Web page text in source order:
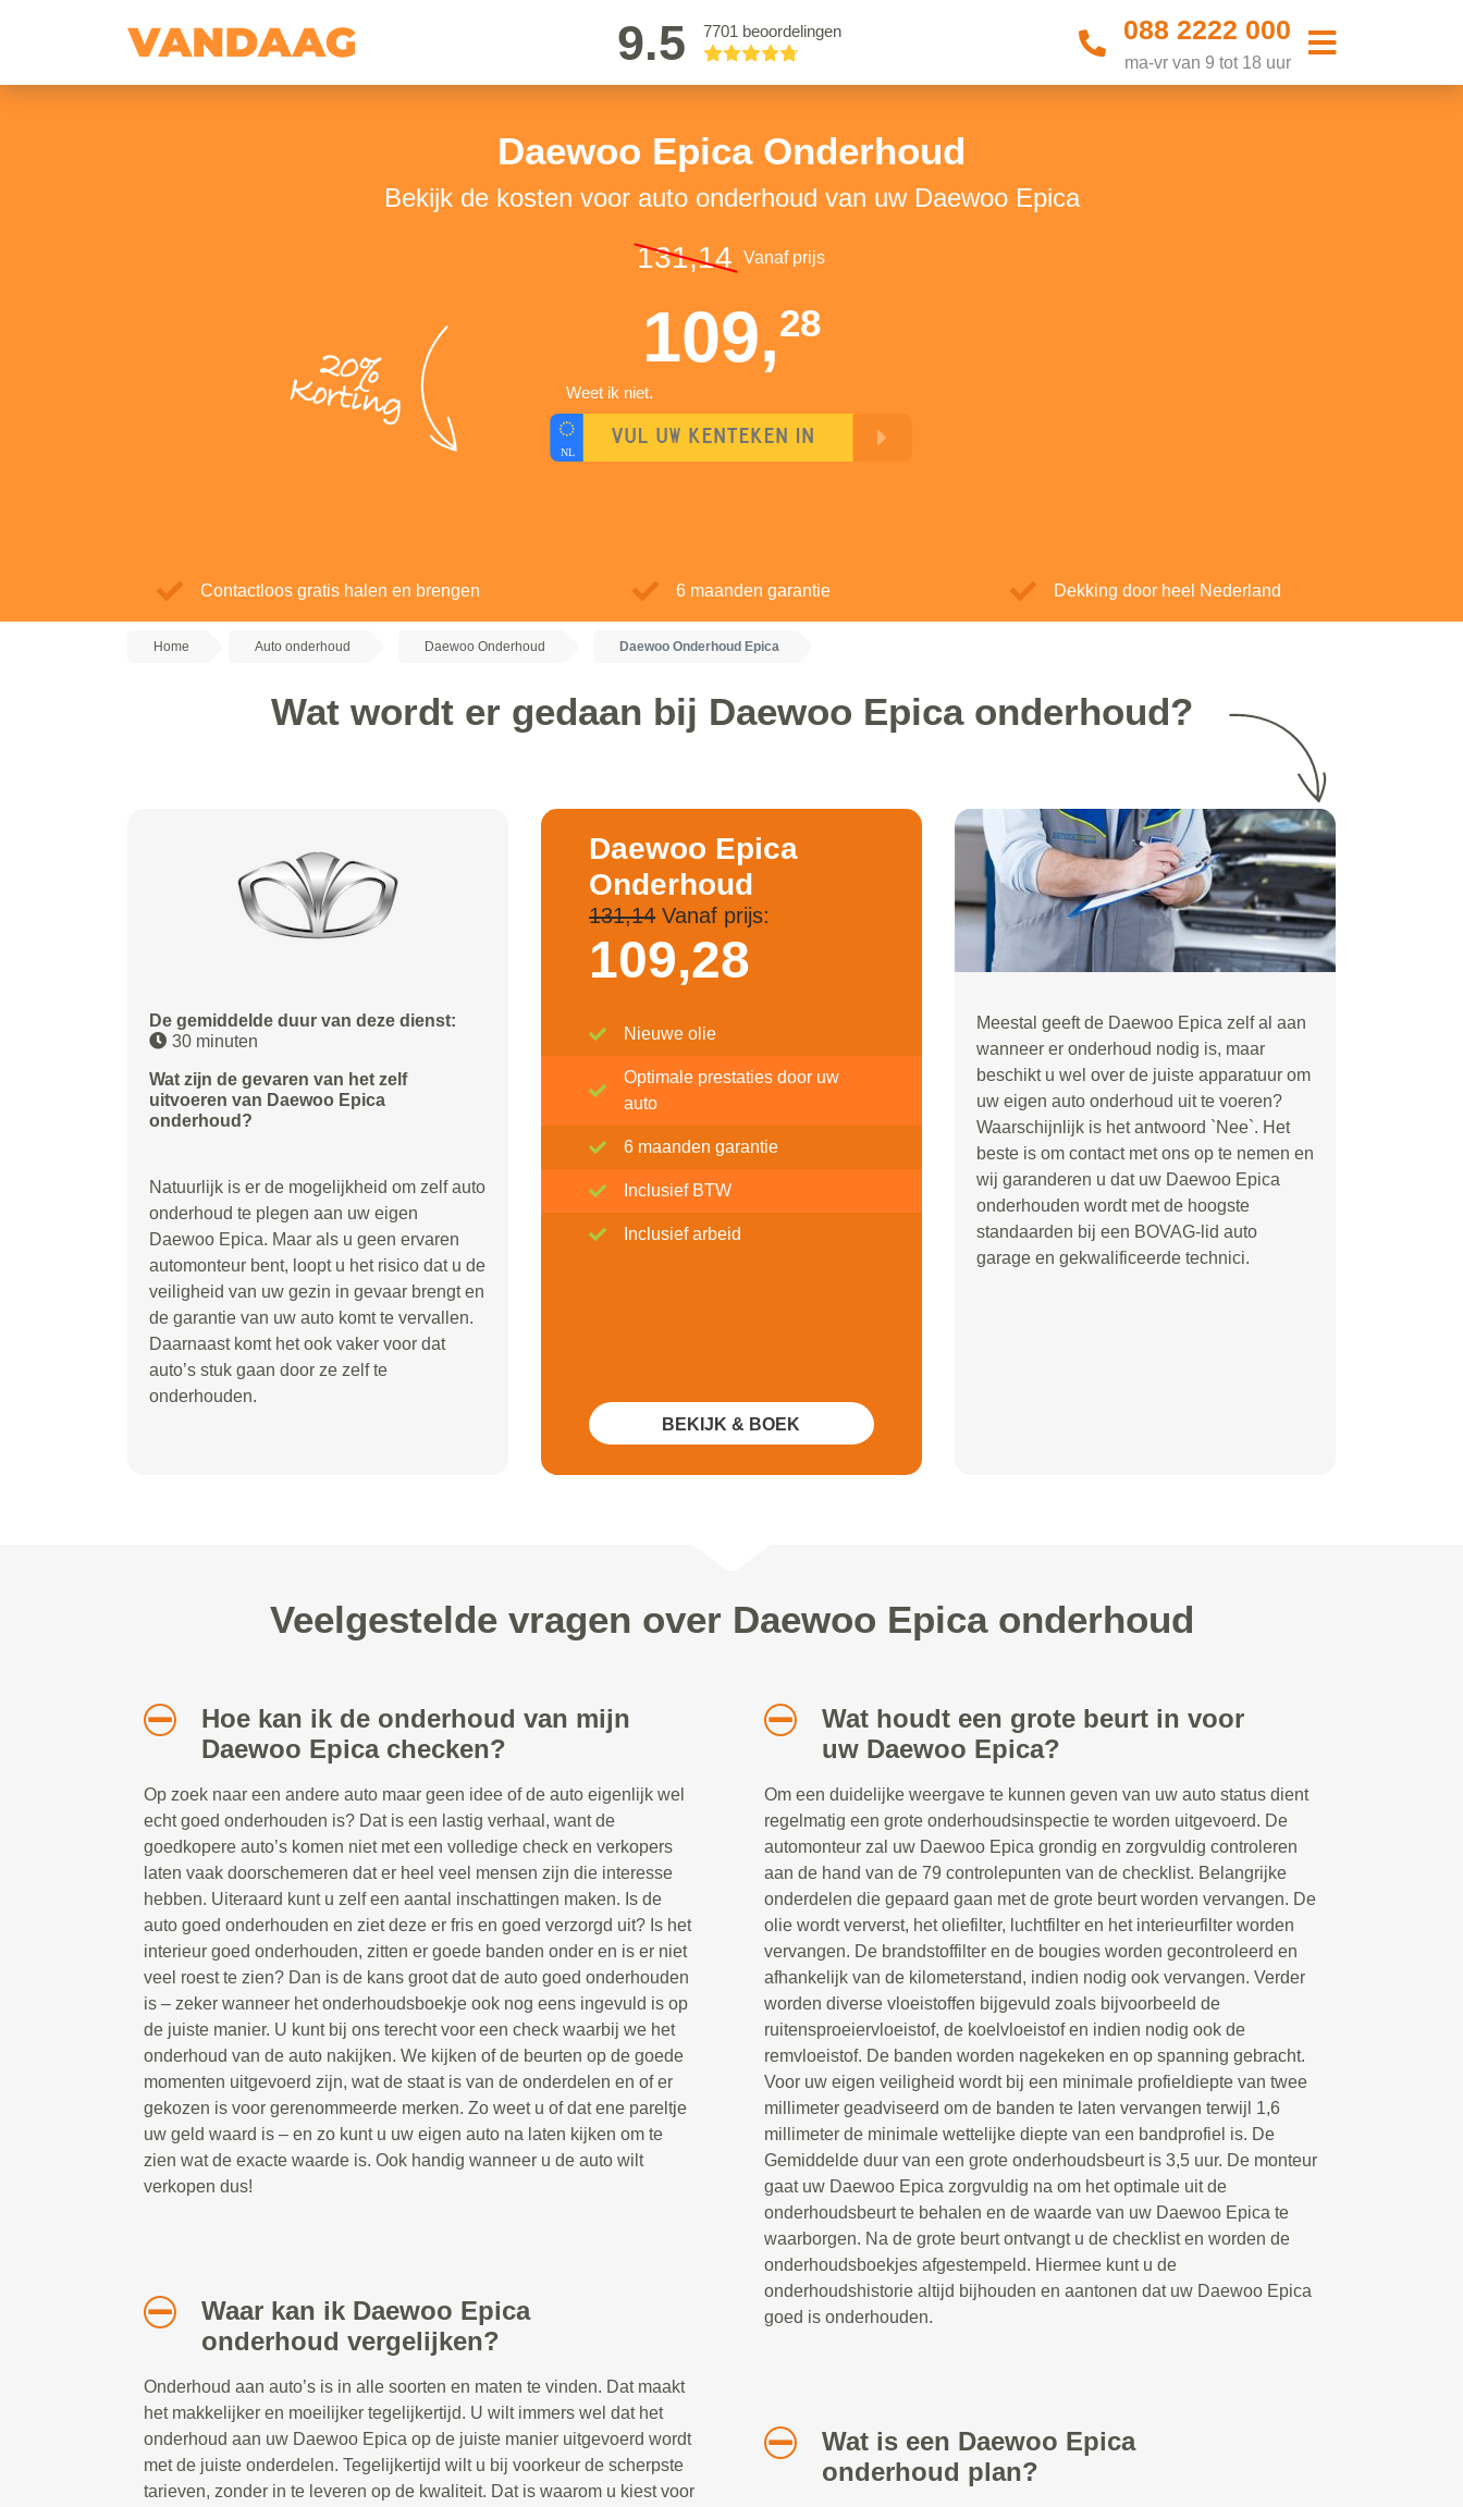
9.5 7701 beoordelingen 088 2222 000
ma-vr van 9 tot 18 uur
Daewoo Epica Onderhoud
Bekijk de kosten voor auto onderhoud van uw Daewoo Epica
20%
Korting
131,14 Vanaf prijs
109,28
Weet ik niet.
Contactloos gratis halen en brengen 6 maanden garantie Dekking door heel Nederland
Home Auto onderhoud Daewoo Onderhoud Daewoo Onderhoud Epica
Wat wordt er gedaan bij Daewoo Epica onderhoud?
De gemiddelde duur van deze dienst:
30 minuten
Wat zijn de gevaren van het zelf
uitvoeren van Daewoo Epica
onderhoud?
Natuurlijk is er de mogelijkheid om zelf auto
onderhoud te plegen aan uw eigen
Daewoo Epica. Maar als u geen ervaren
automonteur bent, loopt u het risico dat u de
veiligheid van uw gezin in gevaar brengt en
de garantie van uw auto komt te vervallen.
Daarnaast komt het ook vaker voor dat
auto’s stuk gaan door ze zelf te
onderhouden.
Daewoo Epica
Onderhoud
131,14Vanaf prijs:
109,28
Nieuwe olie
Optimale prestaties door uw
auto
6 maanden garantie
Inclusief BTW
Inclusief arbeid
BEKIJK & BOEK
Meestal geeft de Daewoo Epica zelf al aan
wanneer er onderhoud nodig is, maar
beschikt u wel over de juiste apparatuur om
uw eigen auto onderhoud uit te voeren?
Waarschijnlijk is het antwoord `Nee`. Het
beste is om contact met ons op te nemen en
wij garanderen u dat uw Daewoo Epica
onderhouden wordt met de hoogste
standaarden bij een BOVAG-lid auto
garage en gekwalificeerde technici.
Veelgestelde vragen over Daewoo Epica onderhoud
Hoe kan ik de onderhoud van mijn
Daewoo Epica checken?
Op zoek naar een andere auto maar geen idee of de auto eigenlijk wel
echt goed onderhouden is? Dat is een lastig verhaal, want de
goedkopere auto’s komen niet met een volledige check en verkopers
laten vaak doorschemeren dat er heel veel mensen zijn die interesse
hebben. Uiteraard kunt u zelf een aantal inschattingen maken. Is de
auto goed onderhouden en ziet deze er fris en goed verzorgd uit? Is het
interieur goed onderhouden, zitten er goede banden onder en is er niet
veel roest te zien? Dan is de kans groot dat de auto goed onderhouden
is – zeker wanneer het onderhoudsboekje ook nog eens ingevuld is op
de juiste manier. U kunt bij ons terecht voor een check waarbij we het
onderhoud van de auto nakijken. We kijken of de beurten op de goede
momenten uitgevoerd zijn, wat de staat is van de onderdelen en of er
gekozen is voor gerenommeerde merken. Zo weet u of dat ene pareltje
uw geld waard is – en zo kunt u uw eigen auto na laten kijken om te
zien wat de exacte waarde is. Ook handig wanneer u de auto wilt
verkopen dus!
Waar kan ik Daewoo Epica
onderhoud vergelijken?
Onderhoud aan auto’s is in alle soorten en maten te vinden. Dat maakt
het makkelijker en moeilijker tegelijkertijd. U wilt immers wel dat het
onderhoud aan uw Daewoo Epica op de juiste manier uitgevoerd wordt
met de juiste onderdelen. Tegelijkertijd wilt u bij voorkeur de scherpste
tarieven, zonder in te leveren op de kwaliteit. Dat is waarom u kiest voor
Wat houdt een grote beurt in voor
uw Daewoo Epica?
Om een duidelijke weergave te kunnen geven van uw auto status dient
regelmatig een grote onderhoudsinspectie te worden uitgevoerd. De
automonteur zal uw Daewoo Epica grondig en zorgvuldig controleren
aan de hand van de 79 controlepunten van de checklist. Belangrijke
onderdelen die gepaard gaan met de grote beurt worden vervangen. De
olie wordt ververst, het oliefilter, luchtfilter en het interieurfilter worden
vervangen. De brandstoffilter en de bougies worden gecontroleerd en
afhankelijk van de kilometerstand, indien nodig ook vervangen. Verder
worden diverse vloeistoffen bijgevuld zoals bijvoorbeeld de
ruitensproeiervloeistof, de koelvloeistof en indien nodig ook de
remvloeistof. De banden worden nagekeken en op spanning gebracht.
Voor uw eigen veiligheid wordt bij een minimale profieldiepte van twee
millimeter geadviseerd om de banden te laten vervangen terwijl 1,6
millimeter de minimale wettelijke diepte van een bandprofiel is. De
Gemiddelde duur van een grote onderhoudsbeurt is 3,5 uur. De monteur
gaat uw Daewoo Epica zorgvuldig na om het optimale uit de
onderhoudsbeurt te behalen en de waarde van uw Daewoo Epica te
waarborgen. Na de grote beurt ontvangt u de checklist en worden de
onderhoudsboekjes afgestempeld. Hiermee kunt u de
onderhoudshistorie altijd bijhouden en aantonen dat uw Daewoo Epica
goed is onderhouden.
Wat is een Daewoo Epica
onderhoud plan?